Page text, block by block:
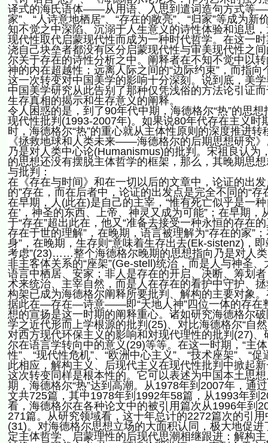
译式的海氏语体——从用语、入思到遣词造句方式等
家”、“人诗意地栖居”、“存在的敞亮”、“归家”等成为
知不觉之中深陷、沉溺于人生意义的诗性体验和追思
现代性取代启蒙现代性而成为一种时代哲学。在这一
浇自己块垒者都没有区分启蒙现代性与审美现代性之
尔关于存在的诗性分析之中。阐释者在不知不觉中以
神的内在超越性；远离人际之间的“边际约束”，而指
这一次转变对中国美学的影响十分深刻。说到底，美
中国美学研究从此告别了那种仅凭浅俗的方法论引证
生存真相的揭示和生存意义的阐释。
令人困惑的是，到了90年代中期，海德格尔“热”的思
现代性批判(1993-2007年)。如果说80年代存在主义
时，海德格尔“热”的重心就从主体性原则的深度推进
《拯救地球和人类未来——海德格尔的后期思想研究
乃是对人类中心论(Humanismus)的批判。宋祖良认为
的思想还没有摆脱主体哲学的框架，那么，其晚期思
与批判：
在《存在与时间》和在一切以后的文章中，论证的出
的”存在，而在后者中，论证的出发点是完全不同的“
在早期，人(此在)是自己的主宰，“惟有死亡似乎是一
在’，神圣的东西、上帝、神灵又成为可能”；在早期
于“存在”超出此在，他又“准备去接受一种永恒的存在
存在于世的理解”，在晚期，语言被理解为“存在的家”
身”，在晚期，生存则“意味着生存出去(Ek-sistenz)，
考虑”(23)……整个海德格尔晚期的思想指向乃是对人
非主客体关系的“座架”(Ge-stell)统治，而是人与神圣
语言中栖居、安家；非人是存在的开启、决断、筹划
术来统治、主宰自然，而是人在存在的看护中守护、
构架已成为海德格尔阐释所要批判、解构的主要对象
据此在—存在—诗意——即“天地人神”四位一体的存在
想的宣扬是这一时期的阐释重心。诸如研究海德格尔
学之近代形而上学根源的批判(25)、对比海德格尔“自
对西方现代环保主义的影响和对现代理性的批判(27)
尔在语言学转向中的意义(29)等等。在这一时期，“主
性”、“现代性危机”、“欧洲中心主义”、“技术座架”、
此相应，解构主义、后现代主义在现代性批判中掀起
这次转变同样是根本性的。它可以表述为中国本土思
期，海德格尔“热”达到高潮。从1978年到2007年，通
文共725篇，其中1978年到1992年58篇，从1993年
看，海德格尔在各种论文中的被引用篇次从1996年到
271篇。从研究领域看，这十年总计的2272篇次的引
(31)。对海德格尔思想立场的大面积认同，极大地促
定主体哲学、启蒙理性的后现代思潮相继跟进：解构